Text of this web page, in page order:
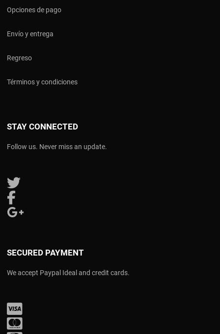
Opciones de pago
Envío y entrega
Regreso
Términos y condiciones
STAY CONNECTED
Follow us. Never miss an update.
Follow us on Twitter
SECURED PAYMENT
We accept Paypal Ideal and credit cards.
Visa
Mastercard